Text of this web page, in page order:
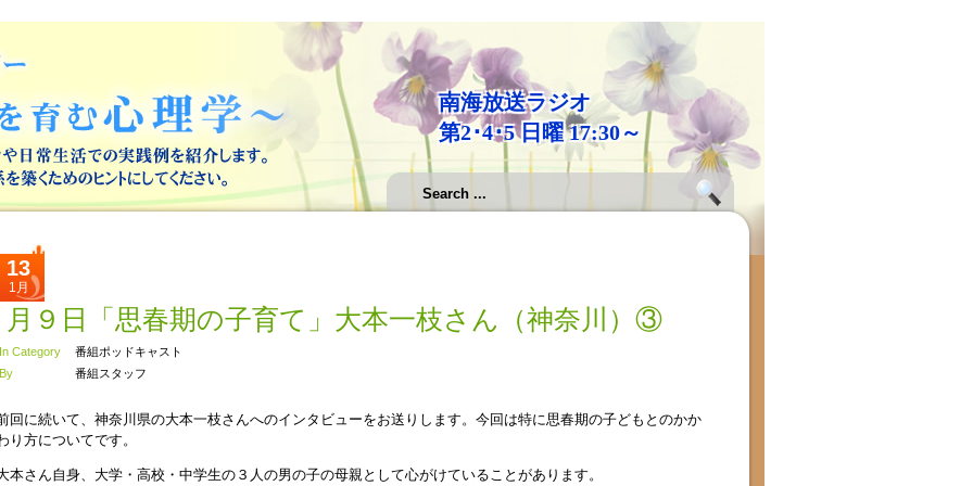
南海放送ラジオ
第2･4･5 日曜 17:30～
13
1月
月９日「思春期の子育て」大本一枝さん（神奈川）③
In Category
番組ポッドキャスト
By
番組スタッフ
回に続いて、神奈川県の大本一枝さんへのインタビューをお送りします。今回は特に思春期の子どもとのかか
り方についてです。
本さん自身、大学・高校・中学生の３人の男の子の母親として心がけていることがあります。